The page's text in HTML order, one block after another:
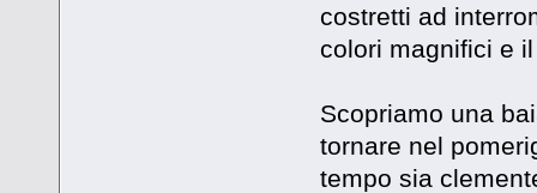
costretti ad
colori magnifici e
Scopriamo una
tornare nel
tempo sia